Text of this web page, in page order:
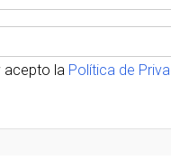
acepto la Política de